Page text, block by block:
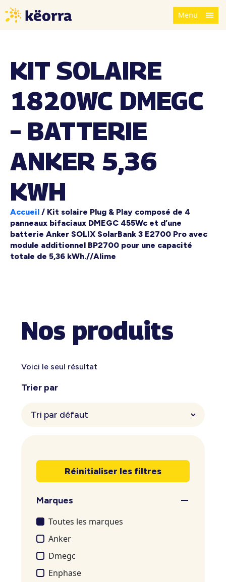
Menu
KIT SOLAIRE
1820WC DMEGC
– BATTERIE
ANKER 5,36
KWH
Accueil / Kit solaire Plug & Play composé de 4
panneaux bifaciaux DMEGC 455Wc et d’une
batterie Anker SOLIX SolarBank 3 E2700 Pro avec
module additionnel BP2700 pour une capacité
totale de 5,36 kWh.//Alime
Nos produits
Voici le seul résultat
Trier par
Réinitialiser les filtres
Marques
Toutes les marques
Anker
Dmegc
Enphase